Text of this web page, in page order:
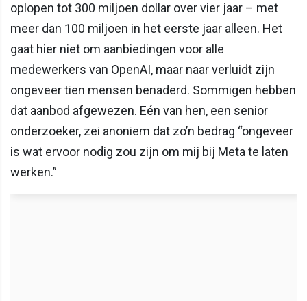
oplopen tot 300 miljoen dollar over vier jaar – met
meer dan 100 miljoen in het eerste jaar alleen. Het
gaat hier niet om aanbiedingen voor alle
medewerkers van OpenAI, maar naar verluidt zijn
ongeveer tien mensen benaderd. Sommigen hebben
dat aanbod afgewezen. Eén van hen, een senior
onderzoeker, zei anoniem dat zo’n bedrag “ongeveer
is wat ervoor nodig zou zijn om mij bij Meta te laten
werken.”